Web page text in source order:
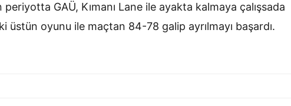
GAÜ, Kımanı Lane ile ayakta kalmaya çalışsada
üstün oyunu ile maçtan 84-78 galip ayrılmayı başardı.